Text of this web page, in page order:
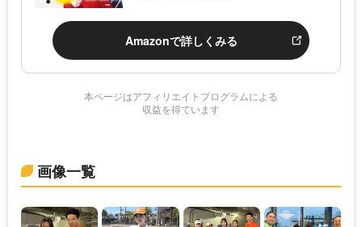
Amazonで詳しくみる
本ページはアフィリエイトプログラムによる
収益を得ています
画像一覧